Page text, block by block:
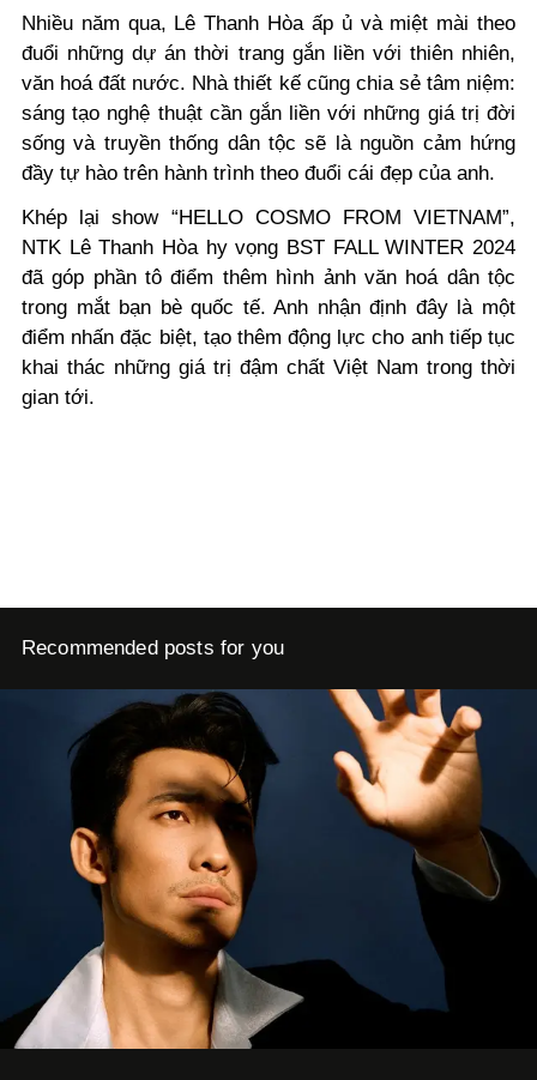
Nhiều năm qua, Lê Thanh Hòa ấp ủ và miệt mài theo
đuổi những dự án thời trang gắn liền với thiên nhiên,
văn hoá đất nước. Nhà thiết kế cũng chia sẻ tâm niệm:
sáng tạo nghệ thuật cần gắn liền với những giá trị đời
sống và truyền thống dân tộc sẽ là nguồn cảm hứng
đầy tự hào trên hành trình theo đuổi cái đẹp của anh.
Khép lại show “HELLO COSMO FROM VIETNAM”,
NTK Lê Thanh Hòa hy vọng BST FALL WINTER 2024
đã góp phần tô điểm thêm hình ảnh văn hoá dân tộc
trong mắt bạn bè quốc tế. Anh nhận định đây là một
điểm nhấn đặc biệt, tạo thêm động lực cho anh tiếp tục
khai thác những giá trị đậm chất Việt Nam trong thời
gian tới.
Recommended posts for you